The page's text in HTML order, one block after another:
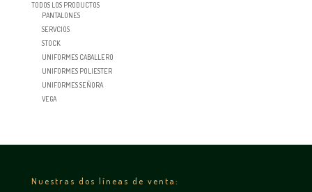
TODOS LOS PRODUCTOS
PANTALONES
SERVCIOS
STOCK
UNIFORMES CABALLERO
UNIFORMES POLIESTER
UNIFORMES SEÑORA
VEGA
Nuestras dos líneas de venta: